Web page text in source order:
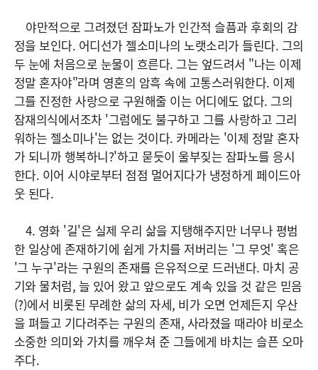
야만적으로 그려졌던 잠파노가 인간적 슬픔과 후회의 감
정을 보인다. 어디선가 젤소미나의 노랫소리가 들린다. 그의
두 눈에 처음으로 눈물이 흐른다. 그는 엎드려서 "나는 이제
정말 혼자야"라며 영혼의 암흑 속에 고통스러워한다. 이제
그를 진정한 사랑으로 구원해줄 이는 어디에도 없다. 그의
잠재의식에서조차 '그럼에도 불구하고 그를 사랑하고 그리
워하는 젤소미나'는 없는 것이다. 카메라는 '이제 정말 혼자
가 되니까 행복하니?'하고 묻듯이 울부짖는 잠파노를 응시
한다. 이어 시야로부터 점점 멀어지다가 냉정하게 페이드아
웃 된다.
4. 영화 '길'은 실제 우리 삶을 지탱해주지만 너무나 평범
한 일상에 존재하기에 쉽게 가치를 저버리는 '그 무엇' 혹은
'그 누구'라는 구원의 존재를 은유적으로 드러낸다. 마치 공
기와 물처럼, 늘 있어 왔고 앞으로도 계속 있을 것 같은 믿음
(?)에서 비롯된 무례한 삶의 자세, 비가 오면 언제든지 우산
을 펴들고 기다려주는 구원의 존재, 사라졌을 때라야 비로소
소중한 의미와 가치를 깨우쳐 준 그들에게 바치는 슬픈 오마
주다.